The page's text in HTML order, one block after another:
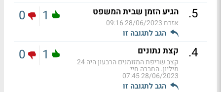
5
. הגיע הזמן שבית המשפט
אזרח 28/06/2023 09:16
הגב לתגובה זו
1
0
4
. קצת נתונים
קצב שריפת המזומנים הרבעון היה 24
מיליון. החברה חיי
28/06/2023 07:45
הגב לתגובה זו
1
0